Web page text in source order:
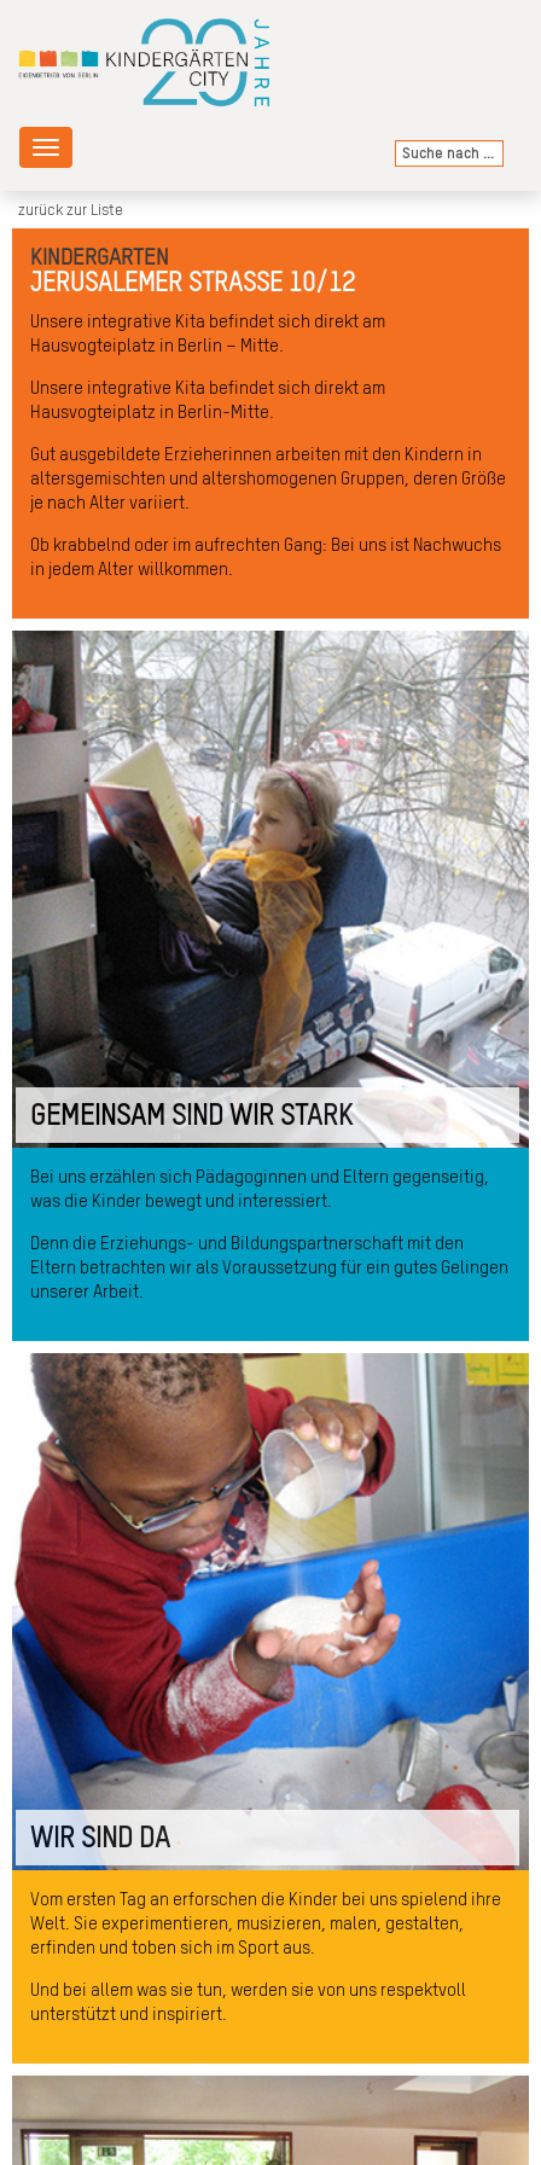
Toggle
navigation
zurück zur Liste
KINDERGARTEN
JERUSALEMER STRASSE 10/12
Unsere integrative Kita befindet sich direkt am
Hausvogteiplatz in Berlin – Mitte.
Unsere integrative Kita befindet sich direkt am
Hausvogteiplatz in Berlin-Mitte.
Gut ausgebildete Erzieherinnen arbeiten mit den Kindern in
altersgemischten und altershomogenen Gruppen, deren Größe
je nach Alter variiert.
Ob krabbelnd oder im aufrechten Gang: Bei uns ist Nachwuchs
in jedem Alter willkommen.
GEMEINSAM SIND WIR STARK
Bei uns erzählen sich Pädagoginnen und Eltern gegenseitig,
was die Kinder bewegt und interessiert.
Denn die Erziehungs- und Bildungspartnerschaft mit den
Eltern betrachten wir als Voraussetzung für ein gutes Gelingen
unserer Arbeit.
WIR SIND DA
Vom ersten Tag an erforschen die Kinder bei uns spielend ihre
Welt. Sie experimentieren, musizieren, malen, gestalten,
erfinden und toben sich im Sport aus.
Und bei allem was sie tun, werden sie von uns respektvoll
unterstützt und inspiriert.